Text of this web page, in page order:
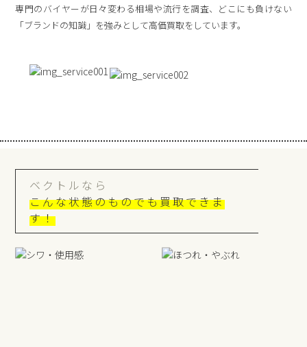
専門のバイヤーが日々変わる相場や流行を調査、どこにも負けない
「ブランドの知識」を強みとして高価買取をしています。
ベクトルなら
こんな状態のものでも買取できま
す！